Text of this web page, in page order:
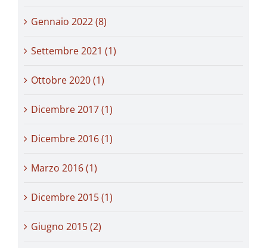
Gennaio 2022 (8)
Settembre 2021 (1)
Ottobre 2020 (1)
Dicembre 2017 (1)
Dicembre 2016 (1)
Marzo 2016 (1)
Dicembre 2015 (1)
Giugno 2015 (2)